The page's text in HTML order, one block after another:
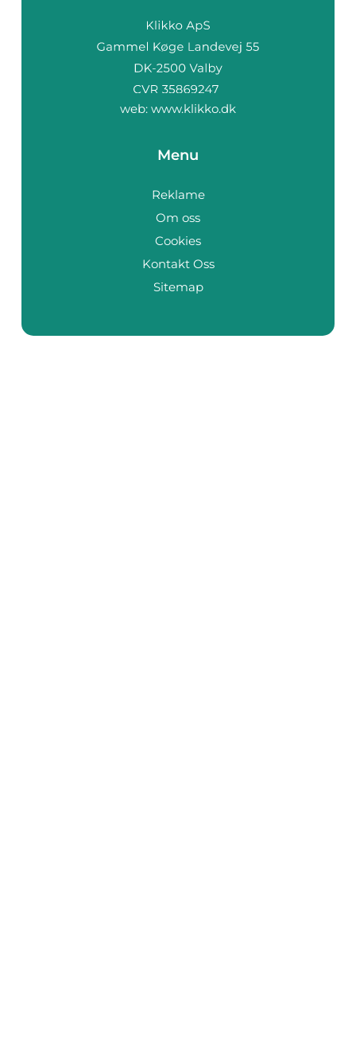
web: www.klikko.dk
Menu
Reklame
Om oss
Cookies
Kontakt Oss
Sitemap